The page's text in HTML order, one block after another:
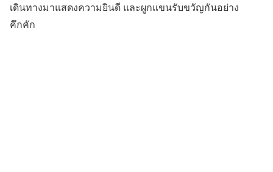
เดินทางมาแสดงความยินดี และผูกแขนรับขวัญกันอย่าง
คึกคัก